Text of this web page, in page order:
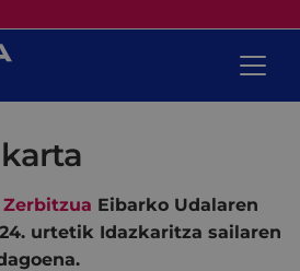
Eibarko Udalaren
urtetik Idazkaritza sailaren